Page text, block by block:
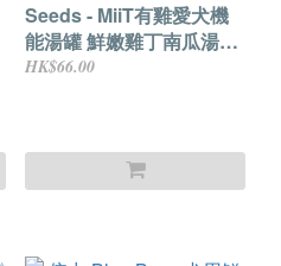
Seeds - MiiT有雞愛犬機
能湯罐 鮮嫩雞丁南瓜湯佐
雞絲+奇亞籽 80GX6
HK$66.00